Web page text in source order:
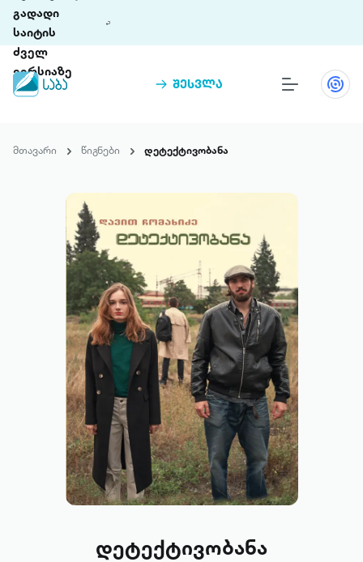
გადადი
საიტის
ძველ
ვერსიაზე
შესვლა
თინეთი 9 ციფრულ პლატფორმასა და 5
ჩვენ შესახებ
პაკეტები
მთავარი წიგნები დეტექტივობანა
დეტექტივობანა